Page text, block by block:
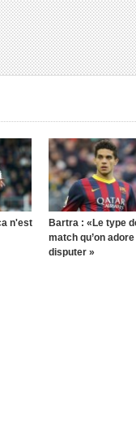
n'est
Bartra : «Le type
match qu’on adore
disputer »